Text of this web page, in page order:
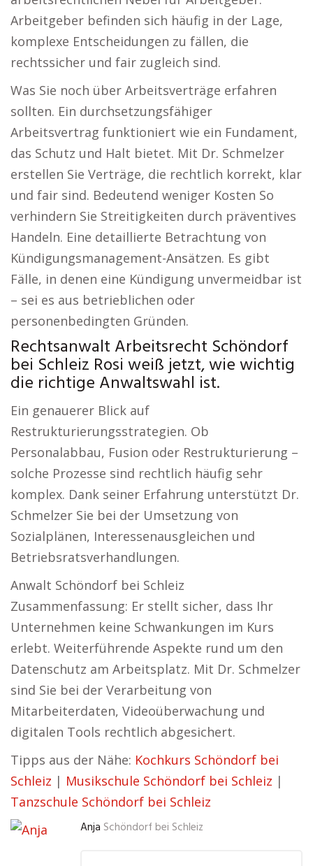
Arbeitgeber befinden sich häufig in der Lage,
komplexe Entscheidungen zu fällen, die
rechtssicher und fair zugleich sind.
Was Sie noch über Arbeitsverträge erfahren
sollten. Ein durchsetzungsfähiger
Arbeitsvertrag funktioniert wie ein Fundament,
das Schutz und Halt bietet. Mit Dr. Schmelzer
erstellen Sie Verträge, die rechtlich korrekt, klar
und fair sind. Bedeutend weniger Kosten So
verhindern Sie Streitigkeiten durch präventives
Handeln. Eine detaillierte Betrachtung von
Kündigungsmanagement-Ansätzen. Es gibt
Fälle, in denen eine Kündigung unvermeidbar ist
– sei es aus betrieblichen oder
personenbedingten Gründen.
Rechtsanwalt Arbeitsrecht Schöndorf
bei Schleiz Rosi weiß jetzt, wie wichtig
die richtige Anwaltswahl ist.
Ein genauerer Blick auf
Restrukturierungsstrategien. Ob
Personalabbau, Fusion oder Restrukturierung –
solche Prozesse sind rechtlich häufig sehr
komplex. Dank seiner Erfahrung unterstützt Dr.
Schmelzer Sie bei der Umsetzung von
Sozialplänen, Interessenausgleichen und
Betriebsratsverhandlungen.
Anwalt Schöndorf bei Schleiz
Zusammenfassung: Er stellt sicher, dass Ihr
Unternehmen keine Schwankungen im Kurs
erlebt. Weiterführende Aspekte rund um den
Datenschutz am Arbeitsplatz. Mit Dr. Schmelzer
sind Sie bei der Verarbeitung von
Mitarbeiterdaten, Videoüberwachung und
digitalen Tools rechtlich abgesichert.
Tipps aus der Nähe: Kochkurs Schöndorf bei
Schleiz | Musikschule Schöndorf bei Schleiz |
Tanzschule Schöndorf bei Schleiz
Anja Schöndorf bei Schleiz